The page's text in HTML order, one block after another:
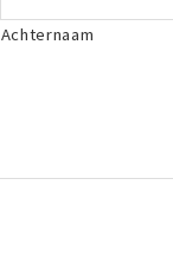
Achternaam